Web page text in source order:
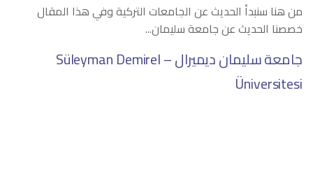
جامعة سليمان ديميرال – Süleyman Demirel
Üniversitesi
من هنا سنبدأ الحديث عن الجامعات التركية وفي هذا المقال
خصصنا الحديث عن جامعة سليمان...